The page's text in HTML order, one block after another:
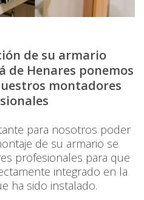
de su armario
de Henares ponemos
montadores
para nosotros poder
de su armario se
profesionales para que
integrado en la
ha sido instalado.